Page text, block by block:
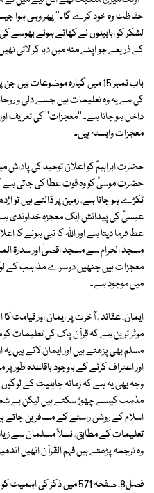
حفاظت وہ خود کرے گا۔'' پھر وہی ہوا
لشکر کو ابابیلوں نے کھائے ہوئے بھوسے
کے ذریعے جو اپنے منہ میں دبا کر لاتی
باب نمبر 15 میں گیارہ موضوعات
کی ہے یہ وہ تعلیمات ہیں جسے دلی و
داخل ہو جاتا ہے۔ ''معجزات'' کی تعریف
معجزات وابستہ ہیں۔
حضرت ابراہیمؑ کو اعلان توحید کی پاداش
حضرت موسیٰؑ کو وہ قوت عطا کی جاتی
ٹکڑے ہو جاتا ہے، زمین پر ڈالتے ہیں تو
عیسیٰؑ کی پیدائش ایک معجزہ خداوندی ہے
عطا فرما دیتا ہے اور اللہ کا نبی ہونے کا
مسجد الحرام سے مسجد اقصیٰ اور سدرۃ
معجزات ہیں جنھیں دوسرے مذاہب کے لوگ
میں موجود ہے۔
ایمان، عقائد ، آخرت پر ایمان اور قیامت
موثر ترین ہے کہ قرآن پاک کی تعلیمات
مسلم بھی پڑھتے ہیں اور ایمان لاتے ہیں
اور اعتراف کرنے کے باوجود باقاعدہ
وجہ بھی یہ ہے کہ زمانہ جاہلیت کے
مذہب کیسے چھوڑ سکتے ہیں لیکن بے
اسلام کے روشن راستے کے مسافر بن جاتے
تعلیمات کے مطابق، نسلاً مسلمان سے
وہ ترجمہ پڑھتے ہیں فہم القرآن انھیں
فصل8، صفحہ 571 میں ذکر